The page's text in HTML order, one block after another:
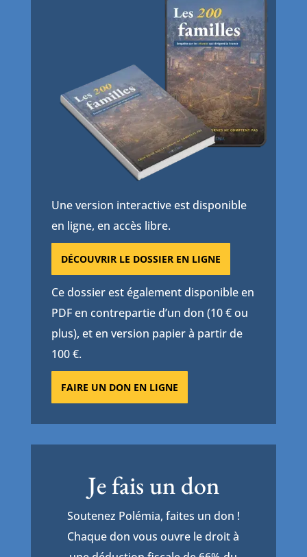
Une version interactive est disponible
en ligne, en accès libre.
DÉCOUVRIR LE DOSSIER EN LIGNE
Ce dossier est également disponible en
PDF en contrepartie d’un don (10 € ou
plus), et en version papier à partir de
100 €.
FAIRE UN DON EN LIGNE
Je fais un don
Soutenez Polémia, faites un don !
Chaque don vous ouvre le droit à